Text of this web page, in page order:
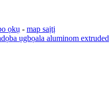
ọkụ - map saịtị
ụgbọala aluminom extruded